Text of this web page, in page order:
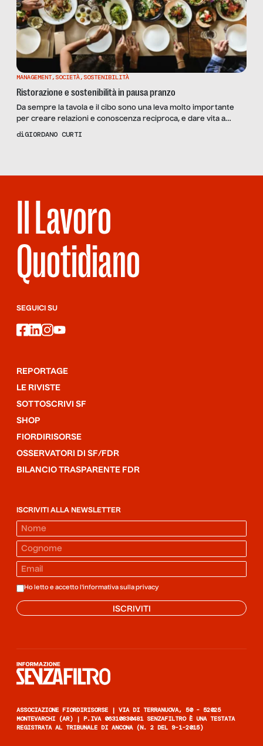
MANAGEMENT, SOCIETÀ, SOSTENIBILITÀ
Ristorazione e sostenibilità in pausa pranzo
Da sempre la tavola e il cibo sono una leva molto importante
per creare relazioni e conoscenza reciproca, e dare vita a
processi di inclusione e socializzazione che partono proprio
diGIORDANO CURTI
Il Lavoro
Quotidiano
SEGUICI SU
facebook
linkedin
instagram
youtube
REPORTAGE
LE RIVISTE
SOTTOSCRIVI SF
SHOP
FIORDIRISORSE
OSSERVATORI DI SF/FDR
BILANCIO TRASPARENTE FDR
ISCRIVITI ALLA NEWSLETTER
Ho letto e accetto l'informativa sulla privacy
ISCRIVITI
ASSOCIAZIONE FIORDIRISORSE | VIA DI TERRANUOVA, 50 - 52025
MONTEVARCHI (AR) | P.IVA 06310830481 SENZAFILTRO È UNA TESTATA
REGISTRATA AL TRIBUNALE DI ANCONA (N. 2 DEL 9-1-2015)